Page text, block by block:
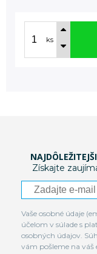
ks
Získajte
Vaše osobné údaje
účelom v súlade s
osobných údajov.
vám pošleme na váš